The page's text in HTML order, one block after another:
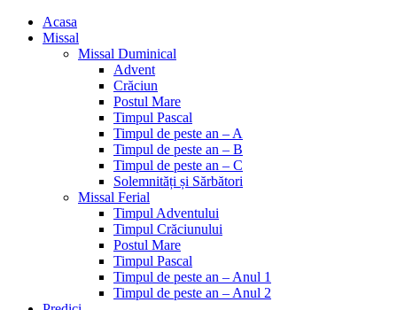
Acasa
Missal
Missal Duminical
Advent
Crăciun
Postul Mare
Timpul Pascal
Timpul de peste an – A
Timpul de peste an – B
Timpul de peste an – C
Solemnități și Sărbători
Missal Ferial
Timpul Adventului
Timpul Crăciunului
Postul Mare
Timpul Pascal
Timpul de peste an – Anul 1
Timpul de peste an – Anul 2